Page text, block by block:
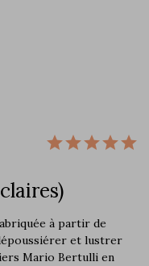
à partir de
et lustrer
Mario Bertulli en